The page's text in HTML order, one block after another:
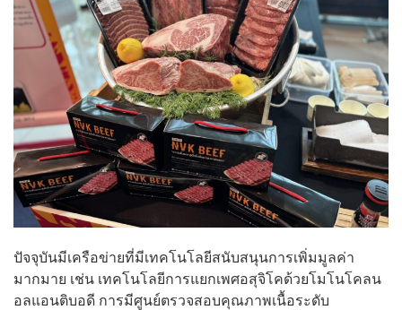
ปัจจุบันมีเครือข่ายที่มีเทคโนโลยีสนับสนุนการเพิ่มมูลค่า
มากมาย เช่น เทคโนโลยีการแยกเพศอสุจิโคด้วยโมโนโคลน
อลแอนติบอดี การมีศูนย์ตรวจสอบคุณภาพเนื้อระดับ